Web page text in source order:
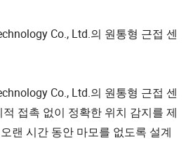
Co., Ltd.의 원통형 근접 센
Co., Ltd.의 원통형 근접 센
접촉 없이 정확한 위치 감지를 제
랜 시간 동안 마모를 없도록 설계